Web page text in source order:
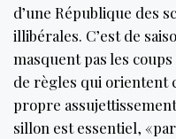
d’une République des
illibérales. C’est de
masquent pas les
de règles qui orientent
propre
sillon est essentiel, «